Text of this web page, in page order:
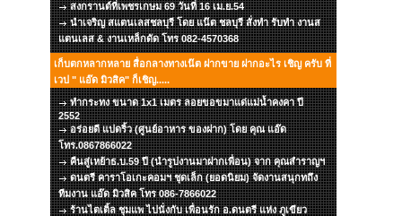
สงกรานต์ที่เพชรเกษม 69 วันที่ 16 เม.ย.54
นำเจริญ สแตนเลสชลบุรี โดย แน๊ต ชลบุรี สั่งทำ รับทำ งานส
แตนเลส & งานเหล็กดัด โทร 082-4570368
เก็บตกหลากหลาย สื่อกลางทางเน๊ต ฝากขาย ฝากอะไร เชิญ ครับ ที่
เวป " แอ๊ด มิวสิค" ก็เชิญ.....
ทำกระทง ขนาด 1x1 เมตร ลอยขอขมาแด่แม่น้ำคงคา ปี
2552
อร่อยดี แปดริ้ว (ศูนย์อาหาร ของฝาก) โดย คุณ แอ๊ด
โทร.0867866022
คืนสู่เหย้าธ.บ.59 ปี (นำรูปงานมาฝากเพื่อน) จาก คุณสำราญฯ
ดนตรี คาราโอเกะคอมฯ ชุดเล็ก (ยอดนิยม) จัดงานสนุกทถึง
ทีมงาน แอ๊ด มิวสิค โทร 086-7866022
ร้านไตเติ้ล ชุมแพ ไปนั่งกับ เพื่อนรัก อ.ดนตรี แห่ง ภูเขียว